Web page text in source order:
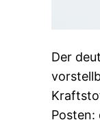
Der
Posten: